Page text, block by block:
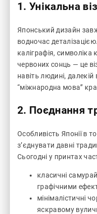
1. Унікальна
Японський дизайн
водночас
каліграфія, символіка
червоних сонць — це
навіть людині,
“міжнародна мова”
2. Поєднання
Особливість Японії в
з’єднувати давні
Сьогодні у принтах
класичні
графічними
мінімалістичні
яскравому